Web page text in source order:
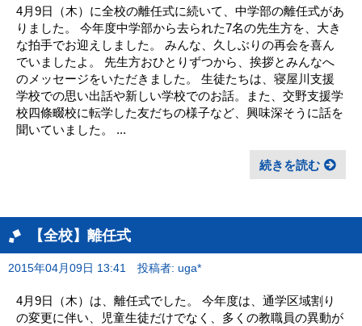
4月9日（木）に全校の離任式に続いて、中学部の離任式があ
りました。 今年度中学部から去られた7名の先生方を、大き
な拍手でお迎えしました。 みんな、久しぶりの再会を喜ん
でいましたよ。 先生方おひとりずつから、挨拶とみんなへ
のメッセージをいただきました。 生徒たちは、寝屋川支援
学校での思い出話や新しい学校でのお話。また、交野支援学
校四條畷校に転学した友だちの様子など、興味深そうに話を
聞いていました。 ...
続きを読む
【全校】離任式
2015年04月09日 13:41 投稿者: uga*
4月9日（木）は、離任式でした。 今年度は、通学区域割り
の変更に伴い、児童生徒だけでなく、多くの教職員の異動が